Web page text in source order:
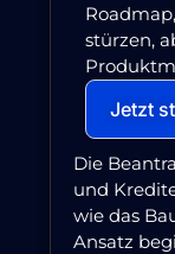
stürzen,
Jetzt
Die
und
wie das
Ansatz